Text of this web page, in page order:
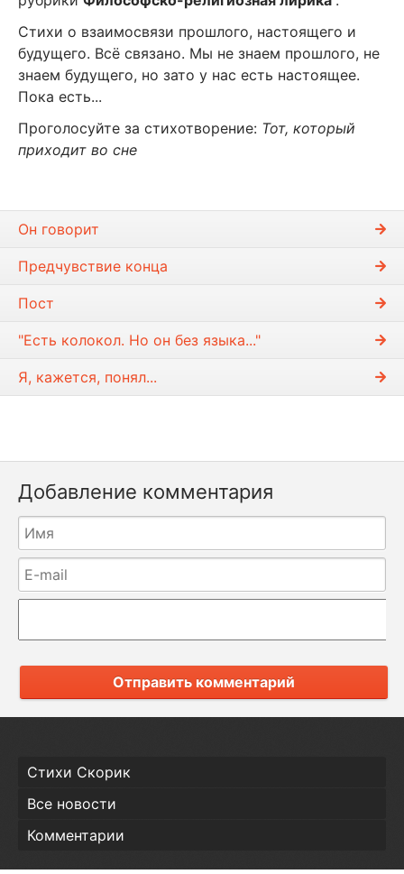
Стихи о взаимосвязи прошлого, настоящего и
будущего. Всё связано. Мы не знаем прошлого, не
знаем будущего, но зато у нас есть настоящее.
Пока есть...
Проголосуйте за стихотворение: Тот, который
приходит во сне
Он говорит
Предчувствие конца
Пост
"Есть колокол. Но он без языка..."
Я, кажется, понял...
Добавление комментария
Отправить комментарий
Стихи Скорик
Все новости
Комментарии